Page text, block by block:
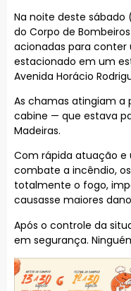
Na noite deste sábado
do Corpo de
acionadas para
estacionado em um
Avenida Horácio
As chamas atingiam
cabine — que estava
Madeiras.
Com rápida atuação e
combate a incêndio,
totalmente o fogo,
causasse maiores
Após o controle da
em segurança.